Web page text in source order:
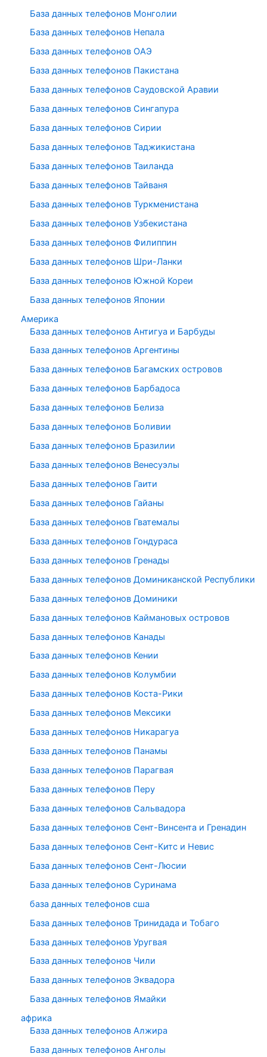
База данных телефонов Монголии
База данных телефонов Непала
База данных телефонов ОАЭ
База данных телефонов Пакистана
База данных телефонов Саудовской Аравии
База данных телефонов Сингапура
База данных телефонов Сирии
База данных телефонов Таджикистана
База данных телефонов Таиланда
База данных телефонов Тайваня
База данных телефонов Туркменистана
База данных телефонов Узбекистана
База данных телефонов Филиппин
База данных телефонов Шри-Ланки
База данных телефонов Южной Кореи
База данных телефонов Японии
Америка
База данных телефонов Антигуа и Барбуды
База данных телефонов Аргентины
База данных телефонов Багамских островов
База данных телефонов Барбадоса
База данных телефонов Белиза
База данных телефонов Боливии
База данных телефонов Бразилии
База данных телефонов Венесуэлы
База данных телефонов Гаити
База данных телефонов Гайаны
База данных телефонов Гватемалы
База данных телефонов Гондураса
База данных телефонов Гренады
База данных телефонов Доминиканской Республики
База данных телефонов Доминики
База данных телефонов Каймановых островов
База данных телефонов Канады
База данных телефонов Кении
База данных телефонов Колумбии
База данных телефонов Коста-Рики
База данных телефонов Мексики
База данных телефонов Никарагуа
База данных телефонов Панамы
База данных телефонов Парагвая
База данных телефонов Перу
База данных телефонов Сальвадора
База данных телефонов Сент-Винсента и Гренадин
База данных телефонов Сент-Китс и Невис
База данных телефонов Сент-Люсии
База данных телефонов Суринама
база данных телефонов сша
База данных телефонов Тринидада и Тобаго
База данных телефонов Уругвая
База данных телефонов Чили
База данных телефонов Эквадора
База данных телефонов Ямайки
африка
База данных телефонов Алжира
База данных телефонов Анголы